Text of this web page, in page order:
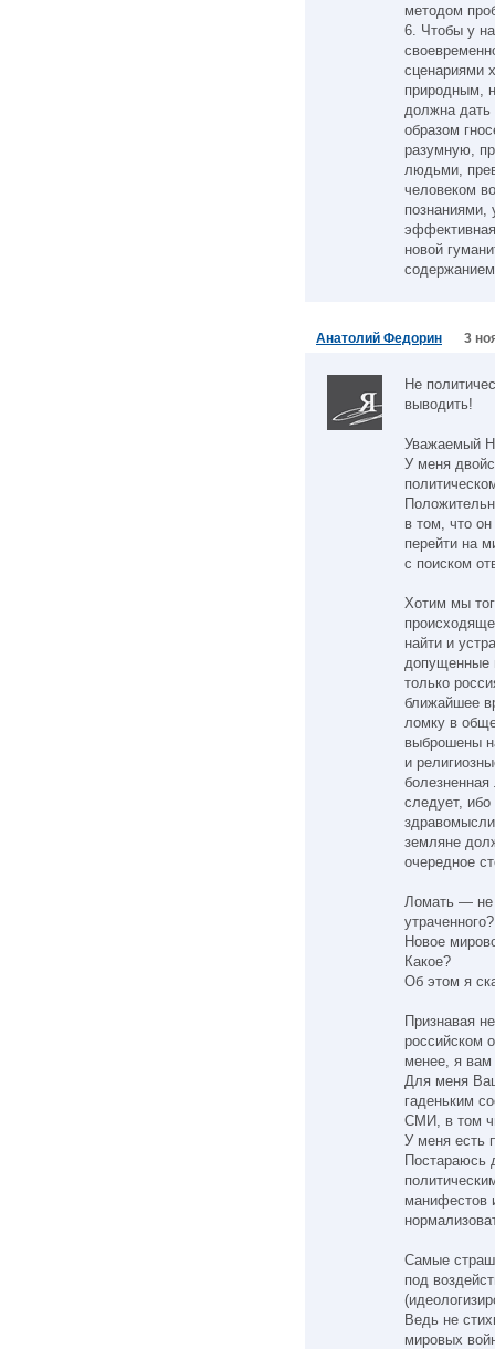
методом
6. Чтобы у
сценариями
природным,
должна дать
образом
разумную,
людьми,
человеком
познаниями,
новой
Анатолий Федорин 3
Не
выводить!
Уважаемый
У меня
в том, что
перейти на
с поиском
Хотим мы
найти и
допущенные
только
ближайшее
ломку в
выброшены
и
следует,
земляне
очередное
Ломать — не
утраченного?
Новое
Какое?
Об этом я
Признавая
российском
менее, я вам
Для меня
гаденьким
СМИ, в том
У меня есть
Постараюсь
манифестов
Самые
под
Ведь не
мировых